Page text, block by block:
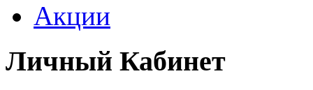
Акции
Личный Кабинет